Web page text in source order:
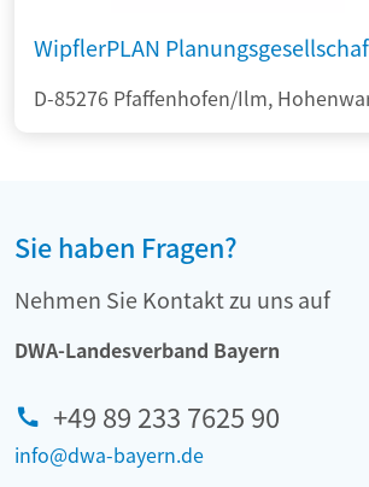
WipflerPLAN
D-85276 Pfaffenhofen/Ilm,
Sie haben Fragen?
Nehmen Sie Kontakt zu uns auf
DWA-Landesverband Bayern
+49 89 233 7625 90
info@dwa-bayern.de